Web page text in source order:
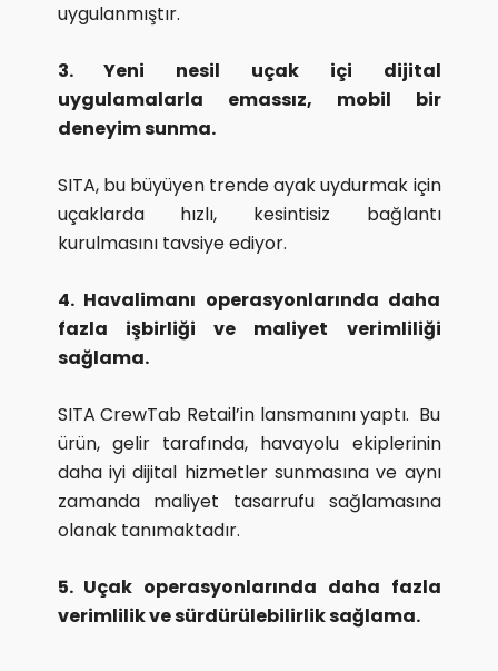
uygulanmıştır.
3. Yeni nesil uçak içi dijital
uygulamalarla emassız, mobil bir
deneyim sunma.
SITA, bu büyüyen trende ayak uydurmak için
uçaklarda hızlı, kesintisiz bağlantı
kurulmasını tavsiye ediyor.
4. Havalimanı operasyonlarında daha
fazla işbirliği ve maliyet verimliliği
sağlama.
SITA CrewTab Retail’in lansmanını yaptı. Bu
ürün, gelir tarafında, havayolu ekiplerinin
daha iyi dijital hizmetler sunmasına ve aynı
zamanda maliyet tasarrufu sağlamasına
olanak tanımaktadır.
5. Uçak operasyonlarında daha fazla
verimlilik ve sürdürülebilirlik sağlama.